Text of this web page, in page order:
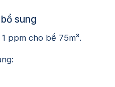
sung
ppm cho bể 75m³.